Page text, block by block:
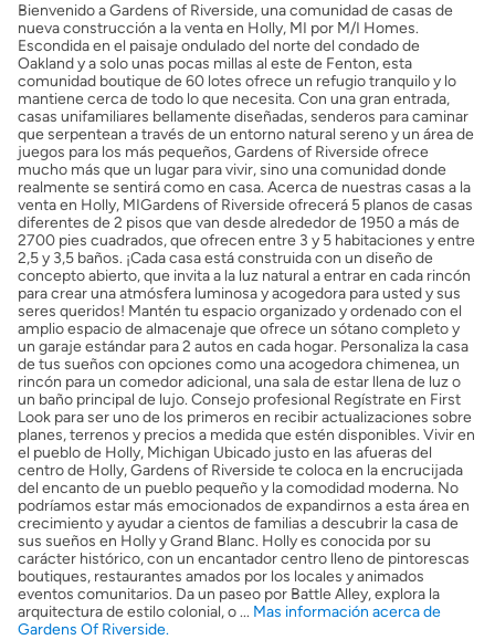
Bienvenido a Gardens of Riverside, una comunidad de casas de
nueva construcción a la venta en Holly, MI por M/I Homes.
Escondida en el paisaje ondulado del norte del condado de
Oakland y a solo unas pocas millas al este de Fenton, esta
comunidad boutique de 60 lotes ofrece un refugio tranquilo y lo
mantiene cerca de todo lo que necesita. Con una gran entrada,
casas unifamiliares bellamente diseñadas, senderos para caminar
que serpentean a través de un entorno natural sereno y un área de
juegos para los más pequeños, Gardens of Riverside ofrece
mucho más que un lugar para vivir, sino una comunidad donde
realmente se sentirá como en casa. Acerca de nuestras casas a la
venta en Holly, MIGardens of Riverside ofrecerá 5 planos de casas
diferentes de 2 pisos que van desde alrededor de 1950 a más de
2700 pies cuadrados, que ofrecen entre 3 y 5 habitaciones y entre
2,5 y 3,5 baños. ¡Cada casa está construida con un diseño de
concepto abierto, que invita a la luz natural a entrar en cada rincón
para crear una atmósfera luminosa y acogedora para usted y sus
seres queridos! Mantén tu espacio organizado y ordenado con el
amplio espacio de almacenaje que ofrece un sótano completo y
un garaje estándar para 2 autos en cada hogar. Personaliza la casa
de tus sueños con opciones como una acogedora chimenea, un
rincón para un comedor adicional, una sala de estar llena de luz o
un baño principal de lujo. Consejo profesional Regístrate en First
Look para ser uno de los primeros en recibir actualizaciones sobre
planes, terrenos y precios a medida que estén disponibles. Vivir en
el pueblo de Holly, Michigan Ubicado justo en las afueras del
centro de Holly, Gardens of Riverside te coloca en la encrucijada
del encanto de un pueblo pequeño y la comodidad moderna. No
podríamos estar más emocionados de expandirnos a esta área en
crecimiento y ayudar a cientos de familias a descubrir la casa de
sus sueños en Holly y Grand Blanc. Holly es conocida por su
carácter histórico, con un encantador centro lleno de pintorescas
boutiques, restaurantes amados por los locales y animados
eventos comunitarios. Da un paseo por Battle Alley, explora la
arquitectura de estilo colonial, o ... Mas información acerca de
Gardens Of Riverside.